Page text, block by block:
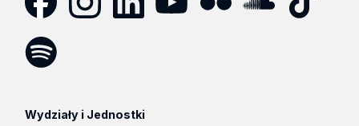
Wydziały i Jednostki